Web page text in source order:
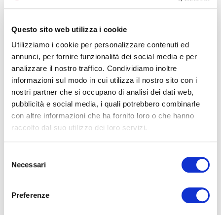
Questo sito web utilizza i cookie
Utilizziamo i cookie per personalizzare contenuti ed
annunci, per fornire funzionalità dei social media e per
analizzare il nostro traffico. Condividiamo inoltre
informazioni sul modo in cui utilizza il nostro sito con i
nostri partner che si occupano di analisi dei dati web,
pubblicità e social media, i quali potrebbero combinarle
con altre informazioni che ha fornito loro o che hanno
raccolto dal suo utilizzo dei loro servizi.
delNecessari
Preferenze
La App MyMontefeltro è frutto del progetto Bici in Comune voluto dal Ministro